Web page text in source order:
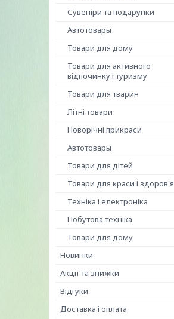
Сувеніри та подарунки
Автотовары
Товари для дому
Товари для активного
відпочинку і туризму
Товари для тварин
Літні товари
Новорічні прикраси
Автотовары
Товари для дітей
Товари для краси і здоров'я
Техніка і електроніка
Побутова техніка
Товари для дому
Новинки
Акції та знижки
Відгуки
Доставка і оплата